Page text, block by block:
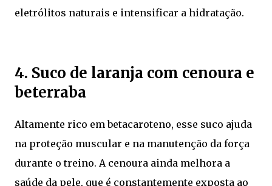
eletrólitos naturais e intensificar a hidratação.
4. Suco de laranja com cenoura e
beterraba
Altamente rico em betacaroteno, esse suco ajuda
na proteção muscular e na manutenção da força
durante o treino. A cenoura ainda melhora a
saúde da pele, que é constantemente exposta ao